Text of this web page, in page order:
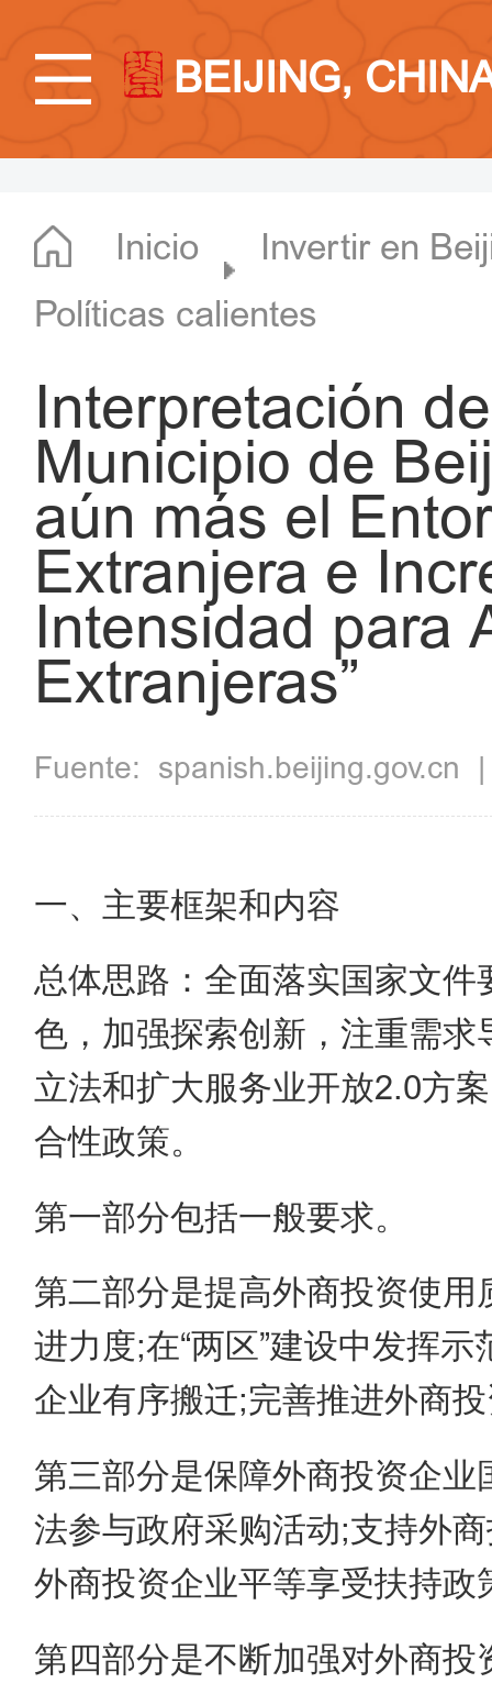
BEIJING,
Inicio
Invertir en
Políticas calientes
Interpretación
Municipio de
aún más el
Extranjera e
Intensidad para
Extranjeras”
Fuente: spanish.beijing.gov.cn
一、主要框架和内容
总体思路：全面落实国家文
色，加强探索创新，注重需
立法和扩大服务业开放2.0方
合性政策。
第一部分包括一般要求。
第二部分是提高外商投资使
进力度;在“两区”建设中发挥
企业有序搬迁;完善推进外商
第三部分是保障外商投资企
法参与政府采购活动;支持外
外商投资企业平等享受扶持政
第四部分是不断加强对外商